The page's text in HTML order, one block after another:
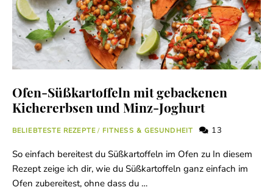
Ofen-Süßkartoffeln mit gebackenen
Kichererbsen und Minz-Joghurt
BELIEBTESTE REZEPTE/ FITNESS & GESUNDHEIT 13
So einfach bereitest du Süßkartoffeln im Ofen zu In diesem
Rezept zeige ich dir, wie du Süßkartoffeln ganz einfach im
Ofen zubereitest, ohne dass du …